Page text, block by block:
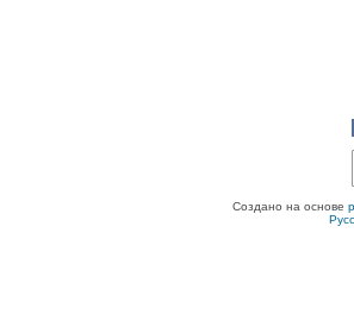
Создано на основе